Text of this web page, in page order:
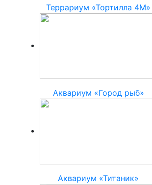
Террариум «Тортилла 4М»
Аквариум «Город рыб»
Аквариум «Титаник»